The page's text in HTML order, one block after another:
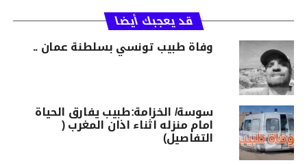
قد يعجبك أيضا
وفاة طبيب تونسي بسلطنة عمان ..
سوسة/ الخزامة:طبيب يفارق الحياة
امام منزله اثناء اذان المغرب (
التفاصيل)